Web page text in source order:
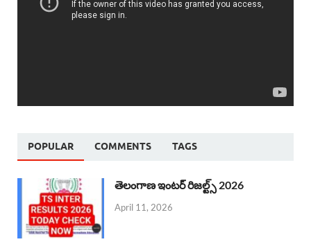
POPULAR COMMENTS TAGS
తెలంగాణ ఇంటర్ రిజల్ట్స్ 2026
April 11, 2026